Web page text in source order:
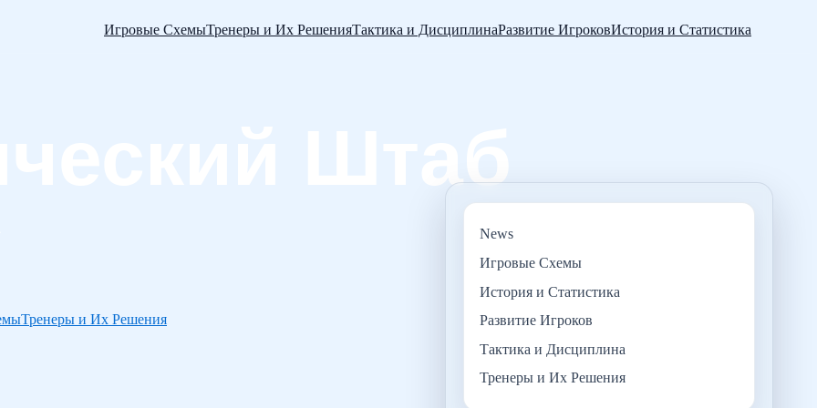
Игровые СхемыТренеры и Их РешенияТактика и ДисциплинаРазвитие ИгроковИстория и Статистика
Тренеры и Их Решения
News
Игровые Схемы
История и Статистика
Развитие Игроков
Тактика и Дисциплина
Тренеры и Их Решения